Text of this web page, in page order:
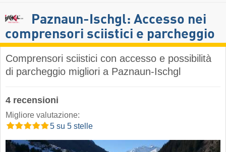
Paznaun-Ischgl: Accesso nei
comprensori sciistici e parcheggio
Comprensori sciistici con accesso e possibilità
di parcheggio migliori a Paznaun-Ischgl
4 recensioni
Migliore valutazione:
5 su 5 stelle